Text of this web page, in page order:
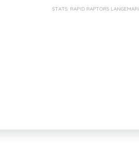
STATS: RAPID RAPTORS